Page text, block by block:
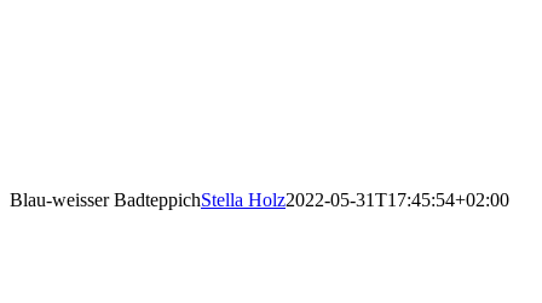
Blau-weisser BadteppichStella Holz2022-05-31T17:45:54+02:00